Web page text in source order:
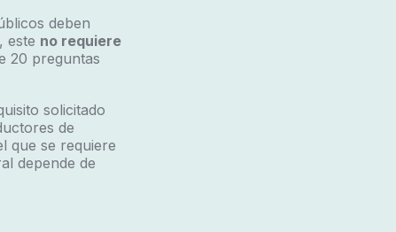
deben
este no requiere
20 preguntas
solicitado
de
que se requiere
depende de